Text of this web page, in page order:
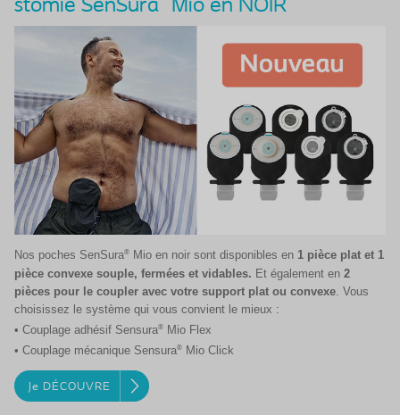
stomie SenSura
Mio en NOIR
Nos poches SenSura® Mio en noir sont disponibles en 1 pièce plat et 1
pièce convexe souple, fermées et vidables. Et également en 2
pièces pour le coupler avec votre support plat ou convexe . Vous
choisissez le système qui vous convient le mieux :
• Couplage adhésif Sensura®
Mio Flex
• Couplage mécanique Sensura® Mio Click
Je DÉCOUVRE